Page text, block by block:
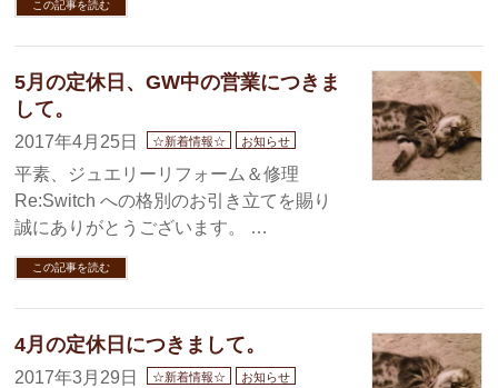
この記事を読む
5月の定休日、GW中の営業につきま
して。
2017年4月25日 ☆新着情報☆ お知らせ
平素、ジュエリーリフォーム＆修理
Re:Switch への格別のお引き立てを賜り
誠にありがとうございます。 …
この記事を読む
4月の定休日につきまして。
2017年3月29日 ☆新着情報☆ お知らせ